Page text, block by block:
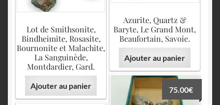
Azurite, Quartz &
Baryte, Le Grand Mont,
Beaufortain, Savoie.
Ajouter au panier
Lot de Smithsonite,
Bindheimite, Rosasite,
Bournonite et Malachite,
La Sanguinède,
Montdardier, Gard.
Ajouter au panier 75.00€